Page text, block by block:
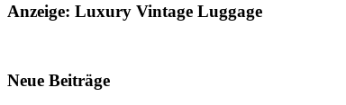
Anzeige: Luxury Vintage Luggage
Neue Beiträge